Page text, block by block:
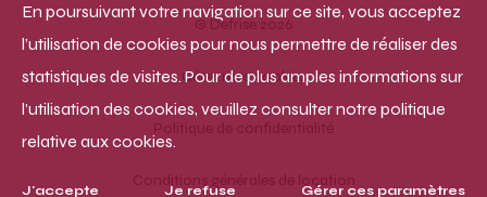
© Defrise 2026
Gérer mes cookies
En poursuivant votre navigation sur ce site, vous acceptez
l’utilisation de cookies pour nous permettre de réaliser des
statistiques de visites. Pour de plus amples informations sur
l’utilisation des cookies, veuillez consulter notre politique
relative aux cookies.
J'accepte Je refuse Gérer ces paramètres